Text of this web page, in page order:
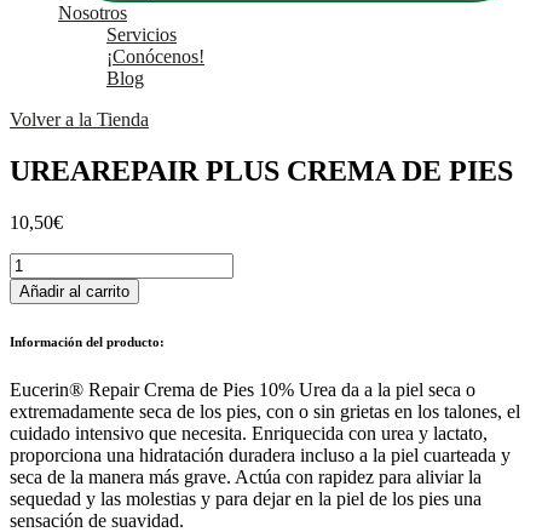
Nosotros
Servicios
¡Conócenos!
Blog
Volver a la Tienda
UREAREPAIR PLUS CREMA DE PIES
10,50€
UREAREPAIR
PLUS
CREMA
PIES
Añadir al carrito
Información del producto:
Eucerin® Repair Crema de Pies 10% Urea da a la piel seca o
extremadamente seca de los pies, con o sin grietas en los talones, el
cuidado intensivo que necesita. Enriquecida con urea y lactato,
proporciona una hidratación duradera incluso a la piel cuarteada y
seca de la manera más grave. Actúa con rapidez para aliviar la
sequedad y las molestias y para dejar en la piel de los pies una
sensación de suavidad.